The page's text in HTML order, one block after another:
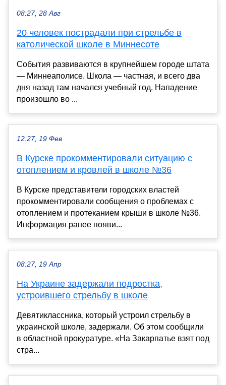
08:27, 28 Авг
20 человек пострадали при стрельбе в
католической школе в Миннесоте
События развиваются в крупнейшем городе штата
— Миннеаполисе. Школа — частная, и всего два
дня назад там начался учебный год. Нападение
произошло во ...
12:27, 19 Фев
В Курске прокомментировали ситуацию с
отоплением и кровлей в школе №36
В Курске представители городских властей
прокомментировали сообщения о проблемах с
отоплением и протеканием крыши в школе №36.
Информация ранее появи...
08:27, 19 Апр
На Украине задержали подростка,
устроившего стрельбу в школе
Девятиклассника, который устроил стрельбу в
украинской школе, задержали. Об этом сообщили
в областной прокуратуре. «На Закарпатье взят под
стра...